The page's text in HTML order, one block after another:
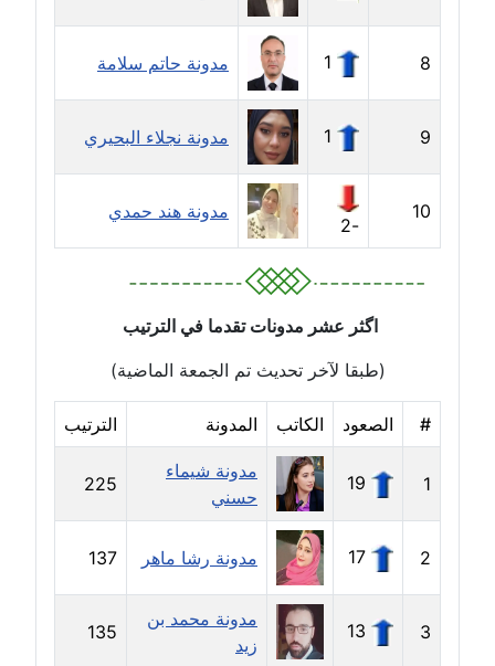
مدونة ايمان الدواخلي
مدونة ايمان النادي
عاملة
مدونة ايمان صلاح
عاملة
مدونة ايمان عبد الحليم
مدونة ايمان قادري
مدونة ايمن موسي
مدونة إيناس عراقي
عاملة
8
1 مدونة حاتم سلامة
9
1 مدونة نجلاء البحيري
10
-2
مدونة هند حمدي
اگثر عشر مدونات تقدما في الترتيب
(طبقا لآخر تحديث تم الجمعة الماضية)
# الصعود الكاتب المدونة الترتيب
1
19
مدونة شيماء
حسني
225
2
17 مدونة رشا ماهر 137
3
13
مدونة محمد بن
زيد
135